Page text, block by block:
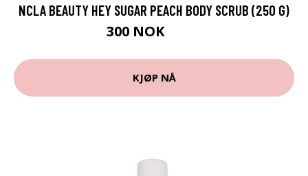
NCLA BEAUTY HEY SUGAR PEACH BODY SCRUB (250 G)
300 NOK
KJØP NÅ